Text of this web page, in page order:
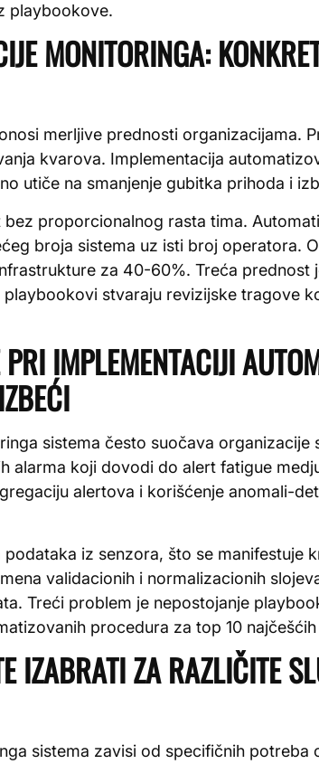
playbookove.
MONITORINGA:
merljive prednosti organizacijama.
kvarova. Implementacija
utiče na smanjenje gubitka prihoda i
proporcionalnog rasta tima.
broja sistema uz isti broj operatora.
za 40-60%. Treća prednost
stvaraju revizijske tragove
IMPLEMENTACIJI
sistema često suočava organizacije
alarma koji dovodi do alert fatigue
alertova i korišćenje anomali-
iz senzora, što se manifestuje
validacionih i normalizacionih
Treći problem je nepostojanje
procedura za top 10
IZABRATI ZA RAZLIČITE
sistema zavisi od specifičnih potreba